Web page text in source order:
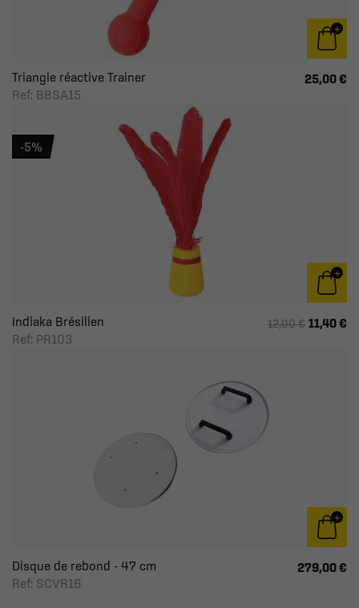
Triangle réactive Trainer
Ref: BBSA15
25,00 €
Indiaka Brésilien
Ref: PR103
12,00 € 11,40 €
-5%
Disque de rebond - 47 cm
Ref: SCVR16
279,00 €